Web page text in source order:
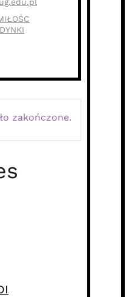
zakończone.